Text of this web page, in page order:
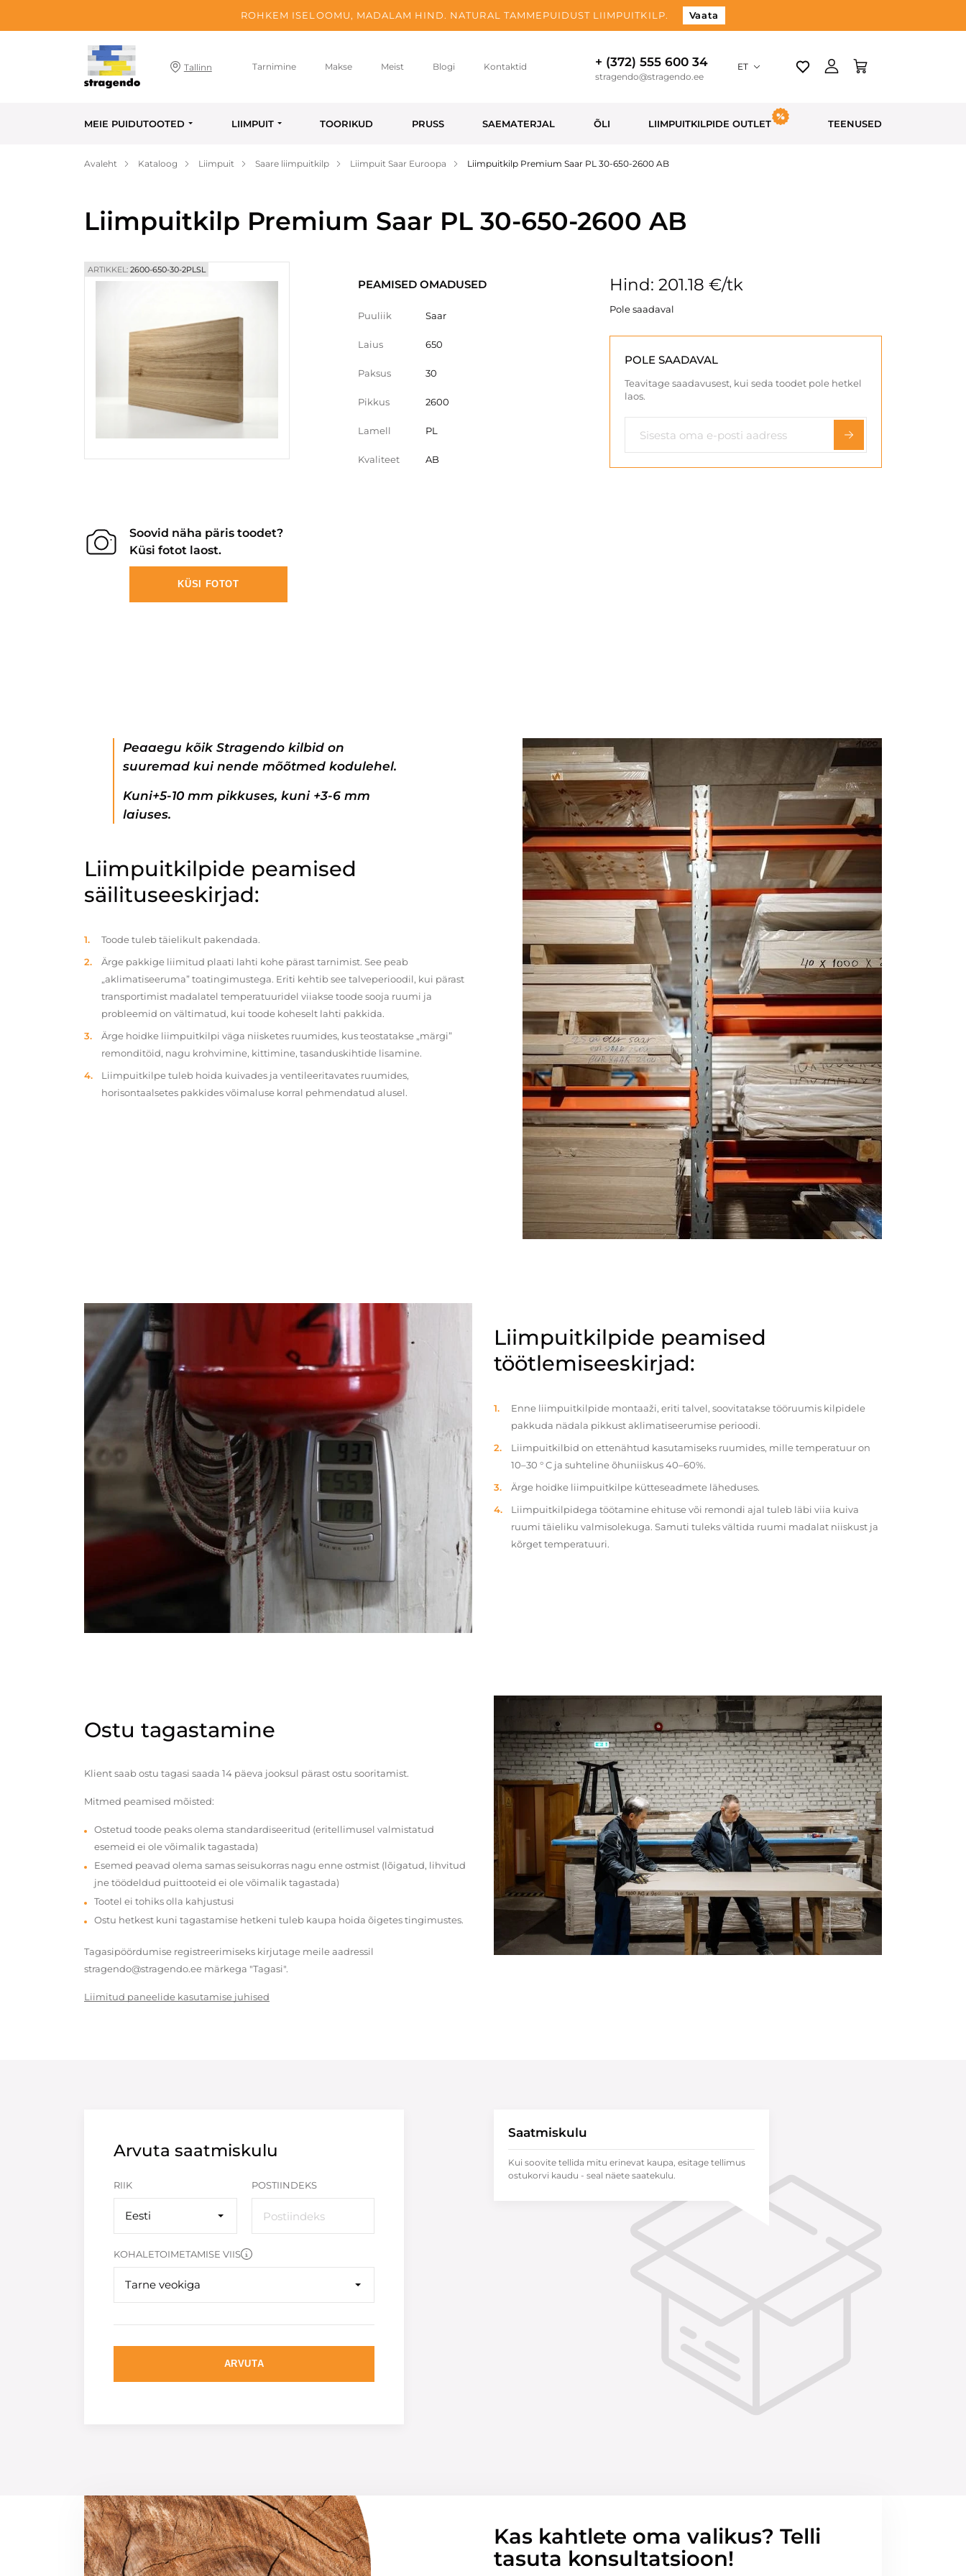
ROHKEM ISELOOMU, MADALAM HIND. NATURAL TAMMEPUIDUST LIIMPUITKILP. Vaata
Tallinn Tarnimine Makse Meist Blogi Kontaktid + (372) 555 600 34
stragendo@stragendo.ee
ET
MEIE PUIDUTOOTED LIIMPUIT TOORIKUD PRUSS SAEMATERJAL ÕLI LIIMPUITKILPIDE OUTLET TEENUSED
Avaleht Kataloog Liimpuit Saare liimpuitkilp Liimpuit Saar Euroopa Liimpuitkilp Premium Saar PL 30-650-2600 AB
Liimpuitkilp Premium Saar PL 30-650-2600 AB
ARTIKKEL: 2600-650-30-2PLSL
PEAMISED OMADUSED
Puuliik Saar
Laius 650
Paksus 30
Pikkus 2600
Lamell PL
Kvaliteet AB
Hind: 201.18 €/tk
Pole saadaval
POLE SAADAVAL
Teavitage saadavusest, kui seda toodet pole hetkel
laos.
Soovid näha päris toodet?
Küsi fotot laost.
KÜSI FOTOT
Peaaegu kõik Stragendo kilbid on
suuremad kui nende mõõtmed kodulehel.
Kuni+5-10 mm pikkuses, kuni +3-6 mm
laiuses.
Liimpuitkilpide peamised
säilituseeskirjad:
Toode tuleb täielikult pakendada.
Ärge pakkige liimitud plaati lahti kohe pärast tarnimist. See peab
„aklimatiseeruma” toatingimustega. Eriti kehtib see talveperioodil, kui pärast
transportimist madalatel temperatuuridel viiakse toode sooja ruumi ja
probleemid on vältimatud, kui toode koheselt lahti pakkida.
Ärge hoidke liimpuitkilpi väga niisketes ruumides, kus teostatakse „märgi”
remonditöid, nagu krohvimine, kittimine, tasanduskihtide lisamine.
Liimpuitkilpe tuleb hoida kuivades ja ventileeritavates ruumides,
horisontaalsetes pakkides võimaluse korral pehmendatud alusel.
Liimpuitkilpide peamised
töötlemiseeskirjad:
Enne liimpuitkilpide montaaži, eriti talvel, soovitatakse tööruumis kilpidele
pakkuda nädala pikkust aklimatiseerumise perioodi.
Liimpuitkilbid on ettenähtud kasutamiseks ruumides, mille temperatuur on
10–30 ° C ja suhteline õhuniiskus 40–60%.
Ärge hoidke liimpuitkilpe kütteseadmete läheduses.
Liimpuitkilpidega töötamine ehituse või remondi ajal tuleb läbi viia kuiva
ruumi täieliku valmisolekuga. Samuti tuleks vältida ruumi madalat niiskust ja
kõrget temperatuuri.
Ostu tagastamine
Klient saab ostu tagasi saada 14 päeva jooksul pärast ostu sooritamist.
Mitmed peamised mõisted:
Ostetud toode peaks olema standardiseeritud (eritellimusel valmistatud
esemeid ei ole võimalik tagastada)
Esemed peavad olema samas seisukorras nagu enne ostmist (lõigatud, lihvitud
jne töödeldud puittooteid ei ole võimalik tagastada)
Tootel ei tohiks olla kahjustusi
Ostu hetkest kuni tagastamise hetkeni tuleb kaupa hoida õigetes tingimustes.
Tagasipöördumise registreerimiseks kirjutage meile aadressil
stragendo@stragendo.ee märkega "Tagasi".
Liimitud paneelide kasutamise juhised
Arvuta saatmiskulu
RIIK
Eesti
POSTIINDEKS
KOHALETOIMETAMISE VIIS
Tarne veokiga
ARVUTA
Saatmiskulu
Kui soovite tellida mitu erinevat kaupa, esitage tellimus
ostukorvi kaudu - seal näete saatekulu.
Kas kahtlete oma valikus? Telli
tasuta konsultatsioon!